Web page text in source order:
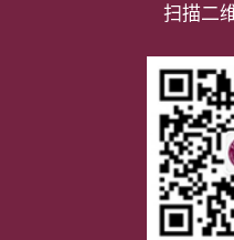
扫描二